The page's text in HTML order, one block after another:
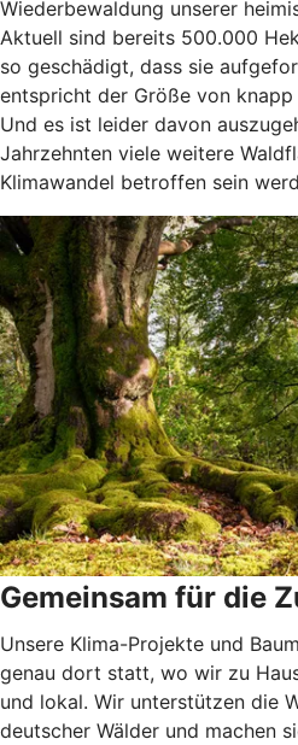
Wiederbewaldung unserer
Aktuell sind bereits 500.000
so geschädigt, dass sie
entspricht der Größe von knapp
Und es ist leider davon
Jahrzehnten viele weitere
Klimawandel betroffen sein
Gemeinsam für die
Unsere Klima-Projekte und
genau dort statt, wo wir zu
und lokal. Wir unterstützen die
deutscher Wälder und machen